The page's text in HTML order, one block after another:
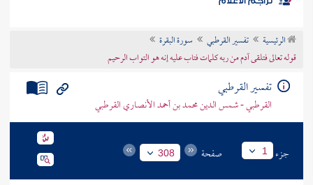
موضوعي
تراجم الأعلام
الرئيسية تفسير القرطبي
سورة البقرة
قوله تعالى فتلقى آدم من ربه كلمات فتاب عليه إنه هو التواب الرحيم
تفسير القرطبي
القرطبي - شمس الدين محمد بن أحمد الأنصاري القرطبي
جزء 1 صفحة 308